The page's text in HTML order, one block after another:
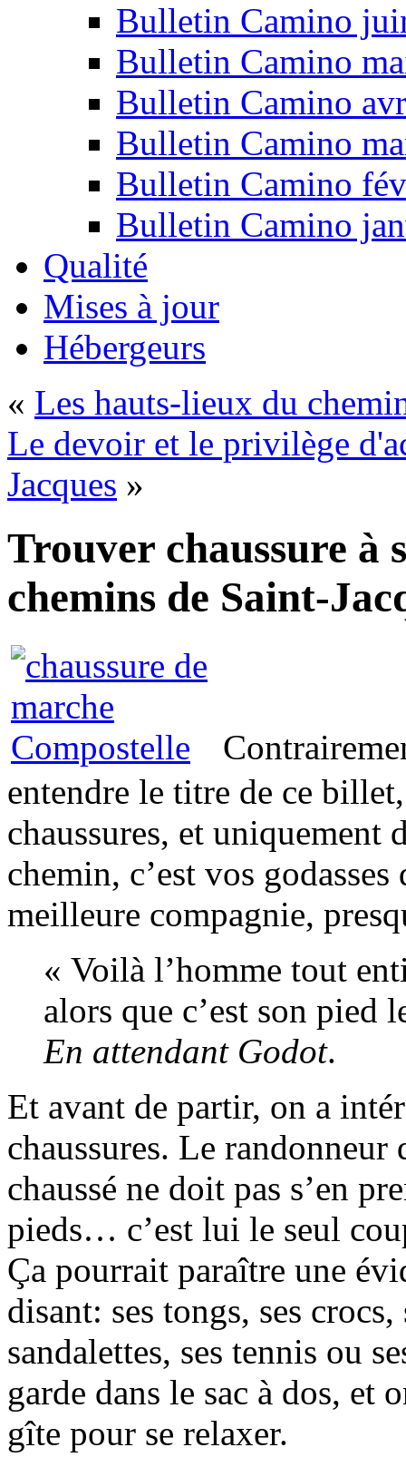
Bulletin Camino
Bulletin Camino
Bulletin Camino
Bulletin Camino
Bulletin Camino
Bulletin Camino
Qualité
Mises à jour
Hébergeurs
« Les hauts-lieux du
Le devoir et le privilège
Jacques »
Trouver chaussure à
chemins de Saint-
entendre le titre de ce
chaussures, et uniquement
chemin, c’est vos
meilleure compagnie,
« Voilà l’homme tout
alors que c’est son pied
En attendant Godot.
Et avant de partir, on a
chaussures. Le
chaussé ne doit pas s’en
pieds… c’est lui le seul
Ça pourrait paraître une
disant: ses tongs, ses
sandalettes, ses tennis ou
garde dans le sac à dos, et
gîte pour se relaxer.